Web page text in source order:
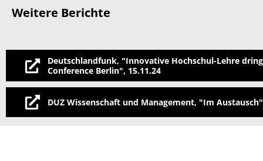
Weitere Berichte
Deutschlandfunk, "Innovative Hochschul-Lehre
Conference Berlin", 15.11.24
DUZ Wissenschaft und Management, "Im